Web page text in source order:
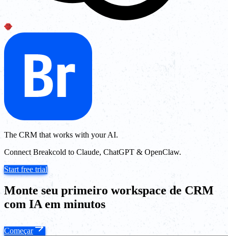
The CRM that works with your AI.
Connect Breakcold to Claude, ChatGPT & OpenClaw.
Start free trial
Monte seu primeiro workspace de CRM
com IA em minutos
Começar